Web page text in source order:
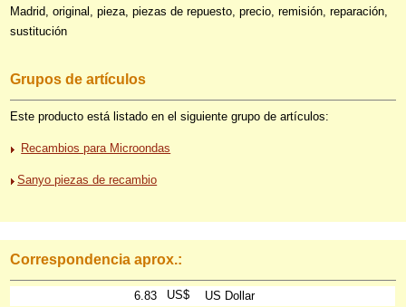
Madrid, original, pieza, piezas de repuesto, precio, remisión, reparación,
sustitución
Grupos de artículos
Este producto está listado en el siguiente grupo de artículos:
Recambios para Microondas
Sanyo piezas de recambio
Correspondencia aprox.:
6.83 US$
US Dollar